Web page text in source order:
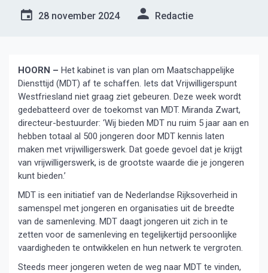
28 november 2024 Redactie
HOORN – Het kabinet is van plan om Maatschappelijke
Diensttijd (MDT) af te schaffen. Iets dat Vrijwilligerspunt
Westfriesland niet graag ziet gebeuren. Deze week wordt
gedebatteerd over de toekomst van MDT. Miranda Zwart,
directeur-bestuurder: ‘Wij bieden MDT nu ruim 5 jaar aan en
hebben totaal al 500 jongeren door MDT kennis laten
maken met vrijwilligerswerk. Dat goede gevoel dat je krijgt
van vrijwilligerswerk, is de grootste waarde die je jongeren
kunt bieden.’
MDT is een initiatief van de Nederlandse Rijksoverheid in
samenspel met jongeren en organisaties uit de breedte
van de samenleving. MDT daagt jongeren uit zich in te
zetten voor de samenleving en tegelijkertijd persoonlijke
vaardigheden te ontwikkelen en hun netwerk te vergroten.
Steeds meer jongeren weten de weg naar MDT te vinden,